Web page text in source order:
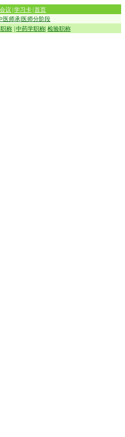
会议 学习卡 首页
医师承 医师分阶段
称 中药学职称| 检验职称